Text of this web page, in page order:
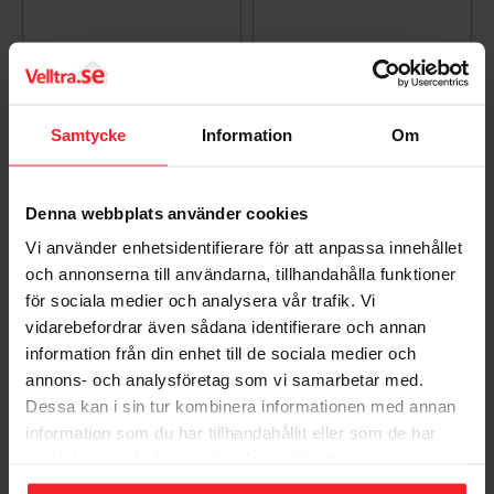
Samtycke Information Om
Denna webbplats använder cookies
Vi använder enhetsidentifierare för att anpassa innehållet
och annonserna till användarna, tillhandahålla funktioner
för sociala medier och analysera vår trafik. Vi
vidarebefordrar även sådana identifierare och annan
information från din enhet till de sociala medier och
annons- och analysföretag som vi samarbetar med.
Dessa kan i sin tur kombinera informationen med annan
information som du har tillhandahållit eller som de har
Kontakt 1 Knap
5901508450050
177DKK
Gem som favorit
Alarmtech Assault
Kontakt 2 Knap